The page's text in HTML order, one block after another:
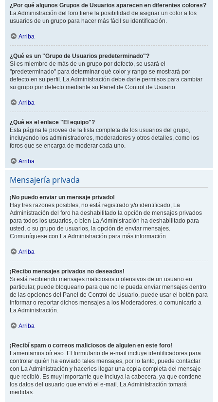
¿Por qué algunos Grupos de Usuarios aparecen en diferentes colores?
La Administración del foro tiene la posibilidad de asignar un color a los
usuarios de un grupo para hacer más fácil su identificación.
Arriba
¿Qué es un "Grupo de Usuarios predeterminado"?
Si es miembro de más de un grupo por defecto, se usará el
"predeterminado" para determinar qué color y rango se mostrará por
defecto en su perfil. La Administración debe darle permisos para cambiar
su grupo por defecto mediante su Panel de Control de Usuario.
Arriba
¿Qué es el enlace "El equipo"?
Esta página le provee de la lista completa de los usuarios del grupo,
incluyendo los administradores, moderadores y otros detalles, como los
foros que se encarga de moderar cada uno.
Arriba
Mensajería privada
¡No puedo enviar un mensaje privado!
Hay tres razones posibles; no está registrado y/o identificado, La
Administración del foro ha deshabilitado la opción de mensajes privados
para todos los usuarios, o bien La Administración ha deshabilitado para
usted, o su grupo de usuarios, la opción de enviar mensajes.
Comuníquese con La Administración para más información.
Arriba
¡Recibo mensajes privados no deseados!
Si está recibiendo mensajes maliciosos u ofensivos de un usuario en
particular, puede bloquearlo para que no le pueda enviar mensajes dentro
de las opciones del Panel de Control de Usuario, puede usar el botón para
informar o reportar dichos mensajes a los Moderadores, o comunicarlo a
La Administración.
Arriba
¡Recibí spam o correos maliciosos de alguien en este foro!
Lamentamos oír eso. El formulario de e-mail incluye identificadores para
controlar quién ha enviado tales mensajes, por lo tanto, puede contactar
con La Administración y hacerles llegar una copia completa del mensaje
que recibió. Es muy importante que incluya la cabecera, ya que contiene
los datos del usuario que envió el e-mail. La Administración tomará
medidas.